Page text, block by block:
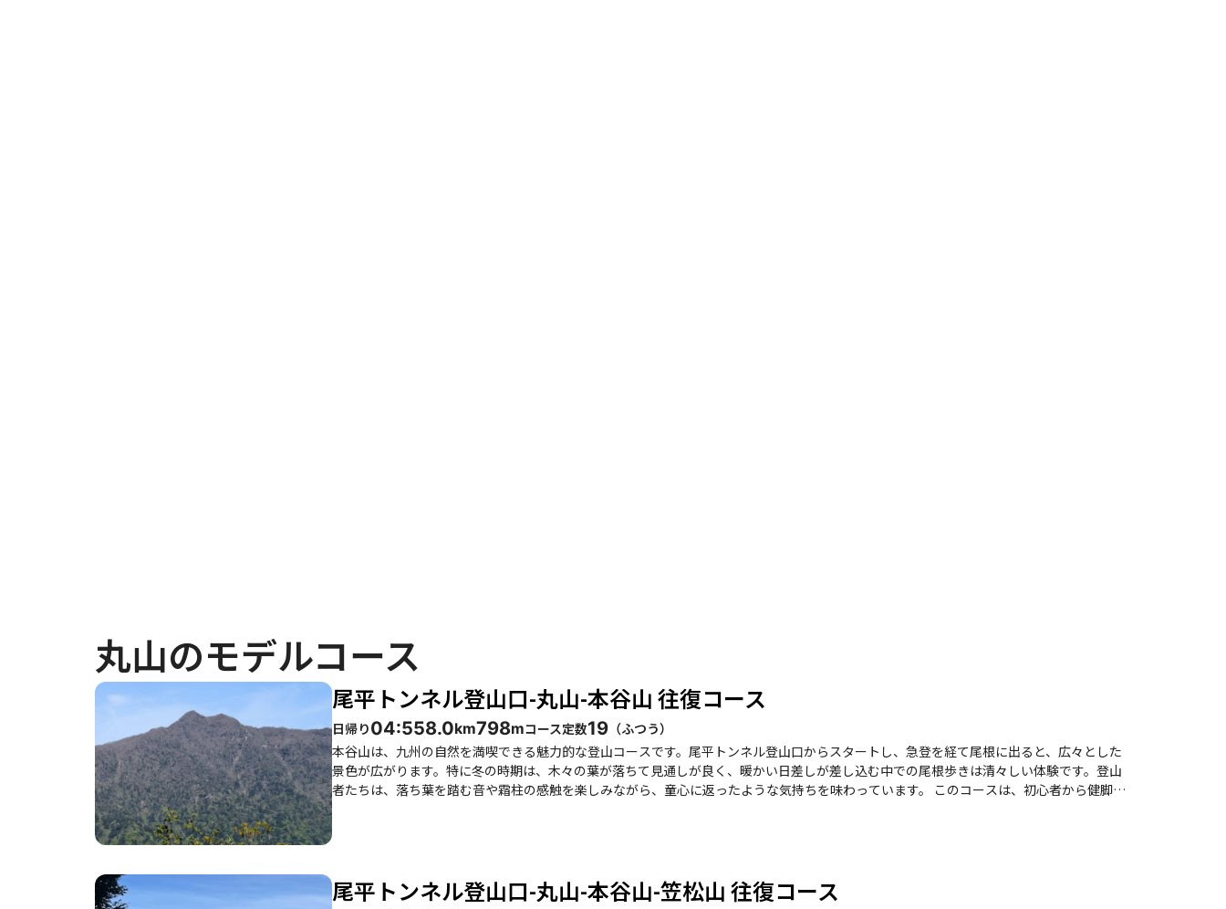
丸山のモデルコース
尾平トンネル登山口-丸山-本谷山 往復コース
日帰り04:558.0km798mコース定数19 （ふつう）
本谷山は、九州の自然を満喫できる魅力的な登山コースです。尾平トンネル登山口からスタートし、急登を経て尾根に出ると、広々とした
景色が広がります。特に冬の時期は、木々の葉が落ちて見通しが良く、暖かい日差しが差し込む中での尾根歩きは清々しい体験です。登山
者たちは、落ち葉を踏む音や霜柱の感触を楽しみながら、童心に返ったような気持ちを味わっています。 このコースは、初心者から健脚者
シュにも最適です。 全体的に、静けさと自然の美しさを感じながら、達成感を得られる本谷山の登山は、心身ともにリフレッシュできる素
晴らしい体験です。特に、友人や家族と一緒に訪れることで、より一層思い出深い時間を過ごせることでしょう。
尾平トンネル登山口-丸山-本谷山-笠松山 往復コース